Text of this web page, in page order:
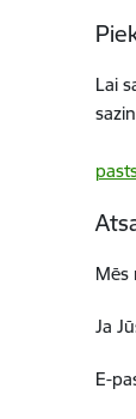
Lai
Mēs
Ja
E-